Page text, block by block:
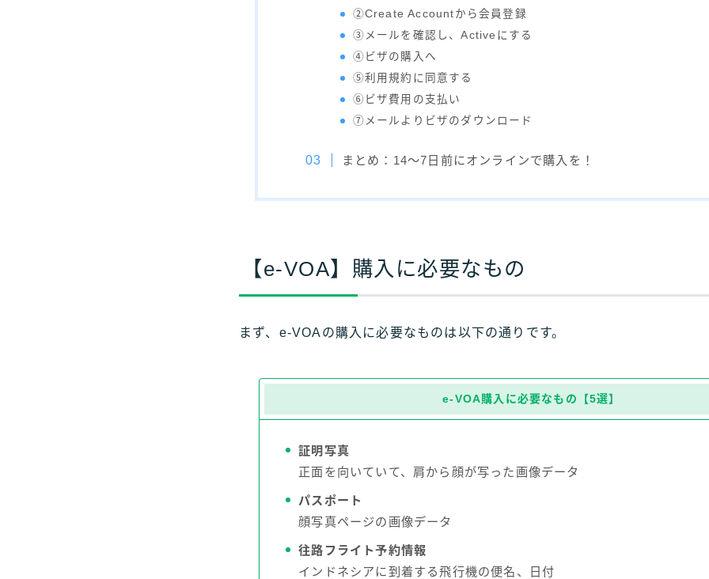
②Create Accountから会員登録
③メールを確認し、Activeにする
④ビザの購入へ
⑤利用規約に同意する
⑥ビザ費用の支払い
⑦メールよりビザのダウンロード
まとめ：14〜7日前にオンラインで購入を！
【e-VOA】購入に必要なもの
まず、e-VOAの購入に必要なものは以下の通りです。
e-VOA購入に必要なもの【5選】
証明写真
正面を向いていて、肩から顔が写った画像データ
パスポート
顔写真ページの画像データ
往路フライト予約情報
インドネシアに到着する飛行機の便名、日付